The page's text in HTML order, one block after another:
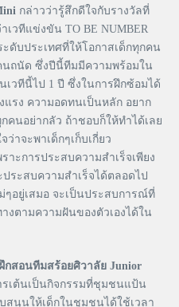
กล่าวว่ารู้สึกดีใจกับรางวัลที่
เวทีแข่งขัน TO BE NUMBER
ะดับประเทศที่ให้โอกาสเด็กทุกคน
นถนัด ซึ่งปีนี้ทีมมีความพร้อมใน
วทีนี้ไป 1 ปี ซึ่งในการฝึกซ้อมได้
แรง ความอดทนเป็นหลัก อยาก
คนอย่ากลัว ถ้าชอบก็ให้ทำได้เลย
าจะพาเด็กๆเก็บเกี่ยว
ะการประสบความสำเร็จเพียง
ประสบความสำเร็จได้ตลอดไป
อยู่เสมอ จะเป็นประสบการณ์ที่
งตามความฝันของตัวเองได้ใน
สอนทีมสร้อยศิวาลัย Junior
รเต้นเป็นกิจกรรมที่ชุมชนแป้น
นุนให้เด็กในชุมชนได้ใช้เวลา